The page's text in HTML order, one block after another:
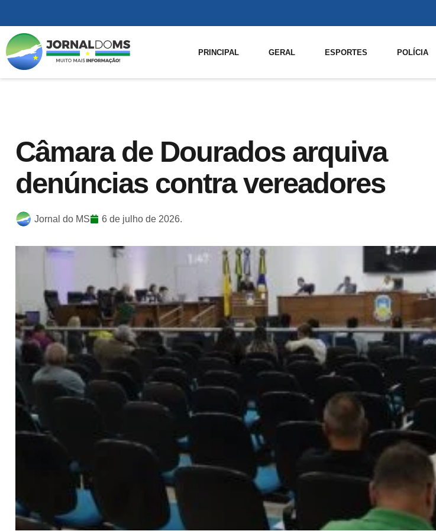
PRINCIPAL GERAL ESPORTES POLÍCIA
Câmara de Dourados arquiva
denúncias contra vereadores
Jornal do MS 6 de julho de 2026.